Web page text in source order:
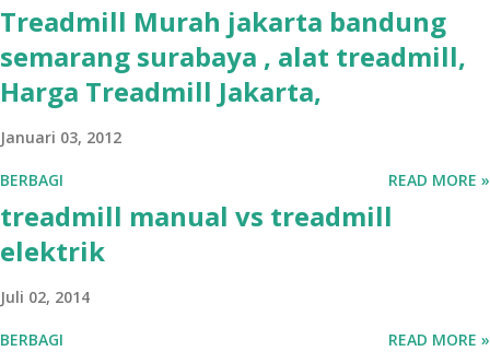
Treadmill Murah jakarta bandung
semarang surabaya , alat treadmill,
Harga Treadmill Jakarta,
Januari 03, 2012
BERBAGI READ MORE »
treadmill manual vs treadmill
elektrik
Juli 02, 2014
BERBAGI READ MORE »